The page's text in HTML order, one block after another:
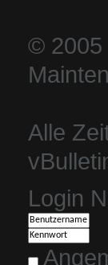
© 2005
Alle
Login